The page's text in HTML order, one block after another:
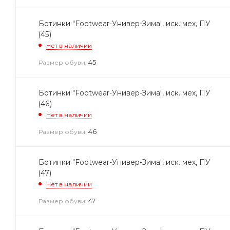
Ботинки "Footwear-Универ-Зима", иск. мех, ПУ
(45)
Нет в наличии
Размер обуви: 45
Ботинки "Footwear-Универ-Зима", иск. мех, ПУ
(46)
Нет в наличии
Размер обуви: 46
Ботинки "Footwear-Универ-Зима", иск. мех, ПУ
(47)
Нет в наличии
Размер обуви: 47